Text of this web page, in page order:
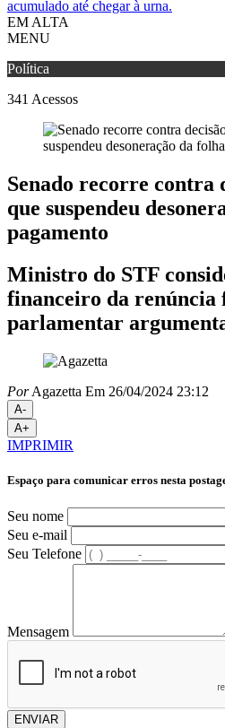
acumulado até chegar à urna.
EM ALTA
MENU
Política
341 Acessos
Senado recorre contra
que suspendeu
pagamento
Ministro do STF
financeiro da renúncia
parlamentar
PorAgazetta Em 26/04/2024 23:12
A-
A+
IMPRIMIR
Espaço para comunicar erros nesta
Seu nome
Seu e-mail
Seu Telefone
Mensagem
ENVIAR